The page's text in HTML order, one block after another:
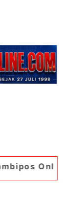
Portal Berita